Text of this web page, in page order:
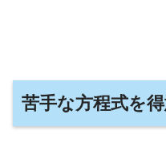
苦手な方程式を